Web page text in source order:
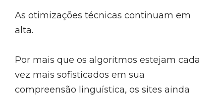
As otimizações técnicas continuam em
alta.
Por mais que os algoritmos estejam cada
vez mais sofisticados em sua
compreensão linguística, os sites ainda